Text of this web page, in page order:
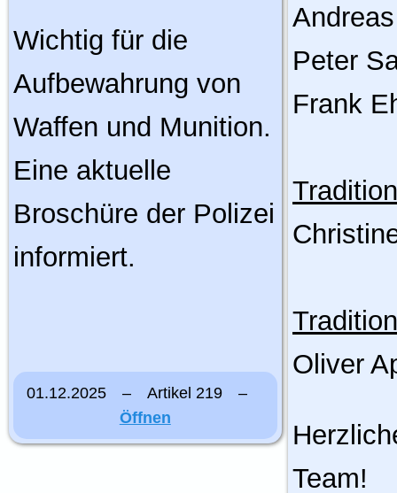
Wichtig für die
Aufbewahrung von
Waffen und Munition.
Eine aktuelle
Broschüre der Polizei
informiert.
01.12.2025 – Artikel 219 –
Öffnen
Peter
Frank
Oliver
Team!